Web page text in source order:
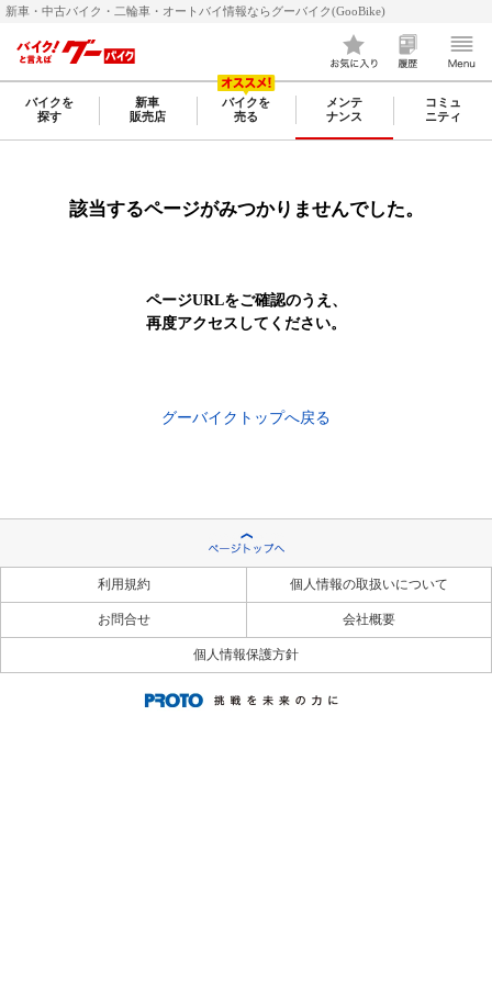
新車・中古バイク・二輪車・オートバイ情報ならグーバイク(GooBike)
バイクを
探す
新車
販売店
バイクを
売る
メンテ
ナンス
コミュ
ニティ
該当するページがみつかりませんでした。
ページURLをご確認のうえ、
再度アクセスしてください。
グーバイクトップへ戻る
利用規約 個人情報の取扱いについて
お問合せ 会社概要
個人情報保護方針